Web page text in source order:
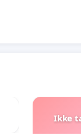
Ikke